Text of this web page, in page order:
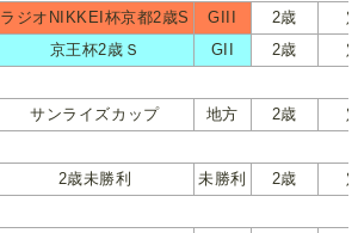
ラジオNIKKEI杯京都2歳S GIII 2歳
京王杯2歳Ｓ GII 2歳
サンライズカップ 地方 2歳
2歳未勝利 未勝利 2歳